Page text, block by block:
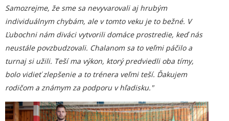
Samozrejme, že sme sa nevyvarovali aj hrubým
individuálnym chybám, ale v tomto veku je to bežné. V
Ľubochni nám diváci vytvorili domáce prostredie, keď nás
neustále povzbudzovali. Chalanom sa to veľmi páčilo a
turnaj si užili. Teší ma výkon, ktorý predviedli oba tímy,
bolo vidieť zlepšenie a to trénera veľmi teší. Ďakujem
rodičom a známym za podporu v hľadisku."